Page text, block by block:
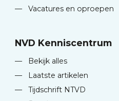
—
Vacatures en oproepen
NVD Kenniscentrum
—
Bekijk alles
—
Laatste artikelen
—
Tijdschrift NTVD